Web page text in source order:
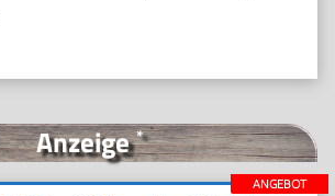
Anzeige*
ANGEBOT